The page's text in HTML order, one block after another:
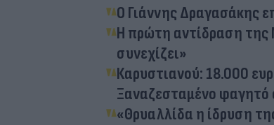
Ο Γιάννης Δραγασάκης
Η πρώτη αντίδραση της
συνεχίζει»
Καρυστιανού: 18.000
Ξαναζεσταμένο φαγητό
«Θρυαλλίδα η ίδρυση